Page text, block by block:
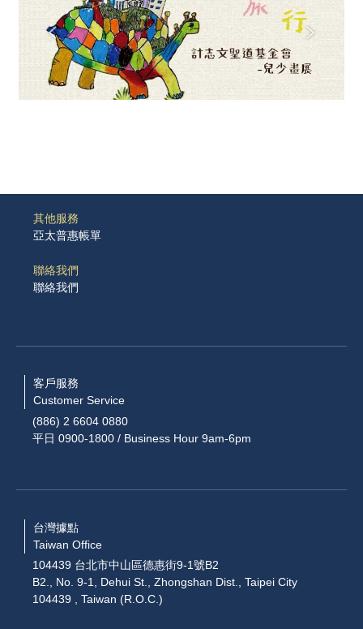
其他服務
亞太普惠帳單
聯絡我們
聯絡我們
客戶服務
Customer Service
(886) 2 6604 0880
平日 0900-1800 / Business Hour 9am-6pm
台灣據點
Taiwan Office
104439 台北市中山區德惠街9-1號B2
B2., No. 9-1, Dehui St., Zhongshan Dist., Taipei City
104439 , Taiwan (R.O.C.)